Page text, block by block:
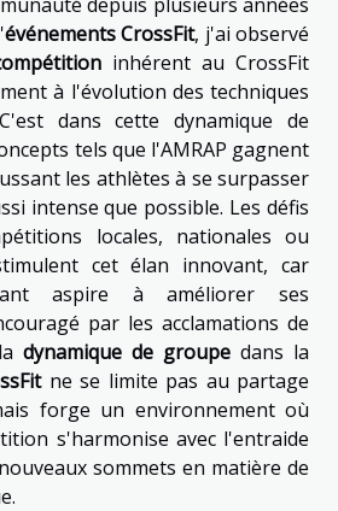
événements CrossFit, j'ai observé
inhérent au CrossFit
à l'évolution des techniques
dans cette dynamique de
tels que l'AMRAP gagnent
les athlètes à se surpasser
intense que possible. Les défis
locales, nationales ou
cet élan innovant, car
aspire à améliorer ses
par les acclamations de
dynamique de groupe dans la
ne se limite pas au partage
forge un environnement où
s'harmonise avec l'entraide
sommets en matière de